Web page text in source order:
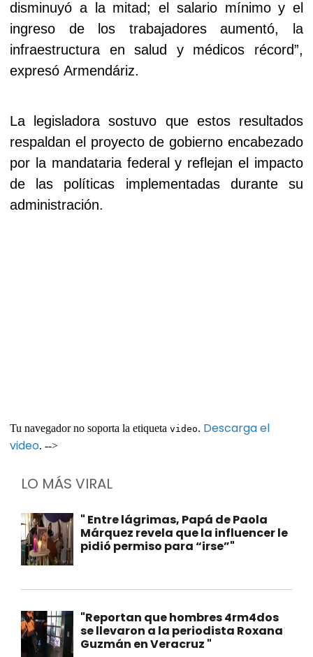
disminuyó a la mitad; el salario mínimo y el
ingreso de los trabajadores aumentó, la
infraestructura en salud y médicos récord”,
expresó Armendáriz.
La legisladora sostuvo que estos resultados
respaldan el proyecto de gobierno encabezado
por la mandataria federal y reflejan el impacto
de las políticas implementadas durante su
administración.
Tu navegador no soporta la etiqueta video. Descarga el
video. -->
LO MÁS VIRAL
" Entre lágrimas, Papá de Paola
Márquez revela que la influencer le
pidió permiso para “irse”"
"Reportan que hombres 4rm4dos
se llevaron a la periodista Roxana
Guzmán en Veracruz "